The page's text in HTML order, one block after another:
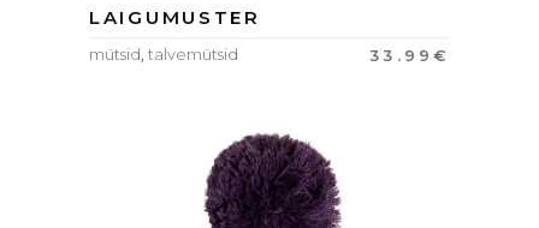
LAIGUMUSTER
33.99 €
mütsid talvemütsid